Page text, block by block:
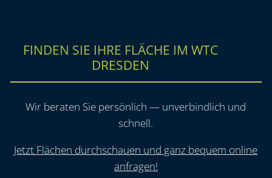
FINDEN SIE IHRE FLÄCHE IM WTC
DRESDEN
Wir beraten Sie persönlich — unverbindlich und
schnell.
Jetzt Flächen durchschauen und ganz bequem online
anfragen!